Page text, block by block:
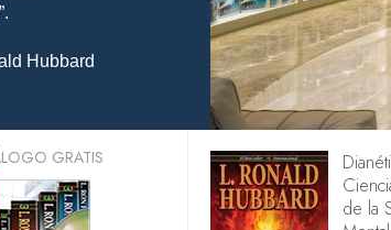
Hubbard
de la
GRATIS